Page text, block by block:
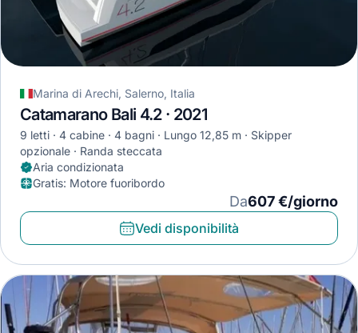
Marina di Arechi, Salerno, Italia
Catamarano Bali 4.2 · 2021
9 letti 4 cabine 4 bagni Lungo 12,85 m
Skipper
opzionale
Randa steccata
Aria condizionata
Gratis: Motore fuoribordo
Da607 €/giorno
Vedi disponibilità